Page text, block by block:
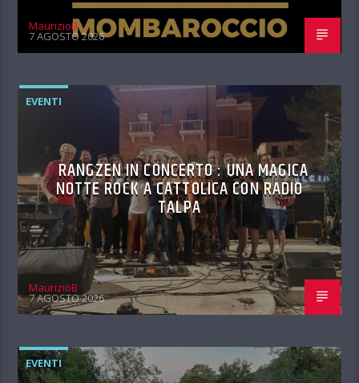
MaurizioB
7 AGOSTO 2026
EVENTI
RANGZEN IN CONCERTO : UNA MAGICA
NOTTE ROCK A CATTOLICA CON RADIO
TALPA
MaurizioB
7 AGOSTO 2026
EVENTI